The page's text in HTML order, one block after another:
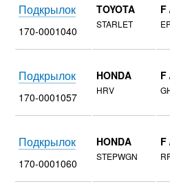
Подкрылок
170-0001040
TOYOTA
STARLET
F
Подкрылок
170-0001057
HONDA
HRV
F
Подкрылок
170-0001060
HONDA
STEPWGN
F